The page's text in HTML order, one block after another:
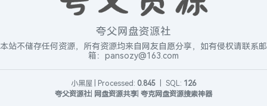
夸父网盘资源社
本站不储存任何资源，所有资源均来自网友自愿分享，如有侵权请联系邮
箱：pansozy@163.com
小黑屋 Processed: 0.845 SQL: 126
夸父资源社| 网盘资源共享| 夸克网盘资源搜索神器